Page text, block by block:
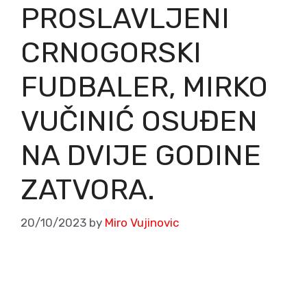
PROSLAVLJENI
CRNOGORSKI
FUDBALER, MIRKO
VUČINIĆ OSUĐEN
NA DVIJE GODINE
ZATVORA.
20/10/2023 by Miro Vujinovic